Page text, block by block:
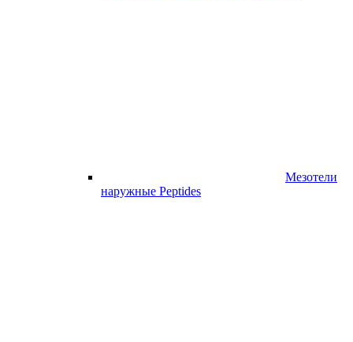
Мезотели
наружные Peptides